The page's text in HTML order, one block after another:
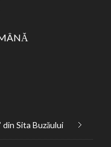
din Sita Buzăului